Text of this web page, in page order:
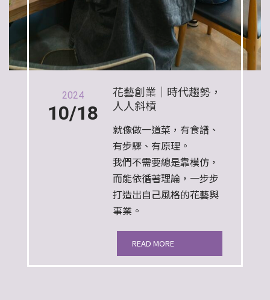
10/18
2024
花藝創業｜時代趨勢，
人人斜槓
就像做一道菜，有食譜、
有步驟、有原理。
我們不需要總是靠模仿，
而能依循著理論，一步步
打造出自己風格的花藝與
事業。
READ MORE